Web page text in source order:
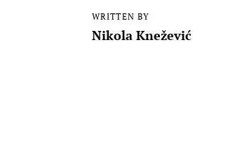
WRITTEN BY
Nikola Knežević